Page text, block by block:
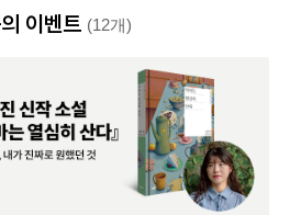
이벤트 (12개)